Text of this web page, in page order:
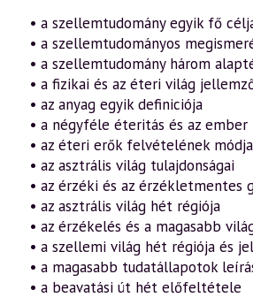
–
magasabb
világok
felépítéséről
és
megismeréséről
(2010.10.10.)
mennyiség
• a szellemtudomány egyik fő
• a szellemtudományos
• a szellemtudomány három
• a fizikai és az éteri világ
• az anyag egyik definiciója
• a négyféle éteritás és az ember
• az éteri erők felvételének
• az asztrális világ tulajdonságai
• az érzéki és az érzékletmentes
• az asztrális világ hét régiója
• az érzékelés és a magasabb
• a szellemi világ hét régiója és
• a magasabb tudatállapotok
• a beavatási út hét előfeltétele